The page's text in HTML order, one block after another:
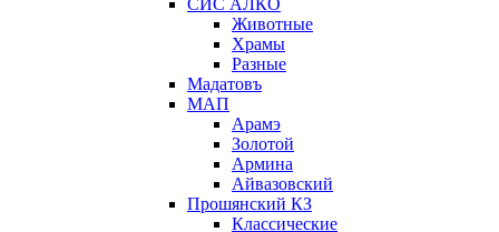
СИС АЛКО
Животные
Храмы
Разные
Мадатовъ
МАП
Арамэ
Золотой
Армина
Айвазовский
Прошянский КЗ
Классические